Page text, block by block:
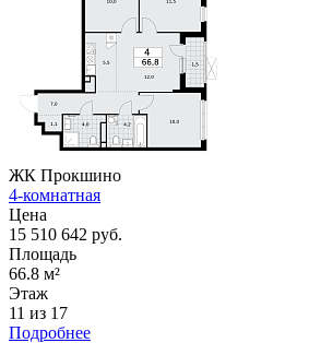
ЖК Прокшино
4-комнатная
Цена
15 510 642 руб.
Площадь
66.8 м²
Этаж
11 из 17
Подробнее